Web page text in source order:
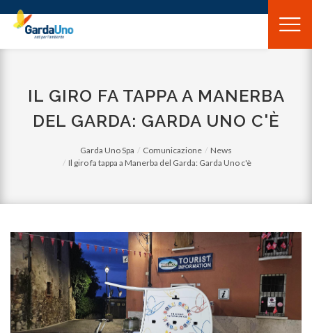
Gardauno
Spa
IL GIRO FA TAPPA A MANERBA
DEL GARDA: GARDA UNO C'È
Garda Uno Spa Comunicazione
News
Il giro fa tappa a Manerba del Garda: Garda Uno c'è